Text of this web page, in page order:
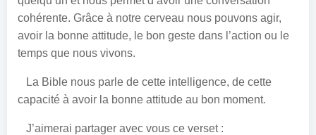
cohérente. Grâce à notre cerveau nous pouvons agir,
avoir la bonne attitude, le bon geste dans l’action ou le
temps que nous vivons.
La Bible nous parle de cette intelligence, de cette
capacité à avoir la bonne attitude au bon moment.
J’aimerai partager avec vous ce verset :